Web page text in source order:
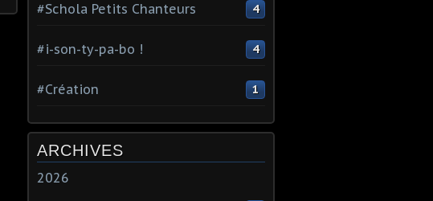
#Schola Petits Chanteurs 4
#i-son-ty-pa-bo ! 4
#Création 1
ARCHIVES
2026